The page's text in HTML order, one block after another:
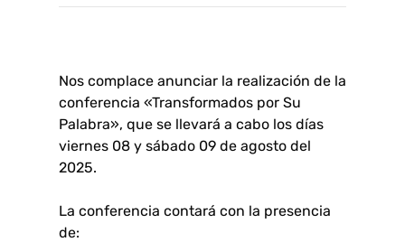
Nos complace anunciar la realización de la
conferencia «Transformados por Su
Palabra», que se llevará a cabo los días
viernes 08 y sábado 09 de agosto del
2025.
La conferencia contará con la presencia
de: